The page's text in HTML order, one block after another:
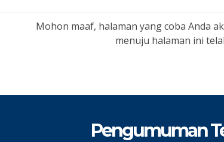
Mohon maaf, halaman yang coba Anda
menuju halaman ini
Pengumuman